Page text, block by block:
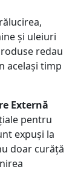
și uleiuri
redau
același timp
Externă
pentru
expuși la
doar curăță